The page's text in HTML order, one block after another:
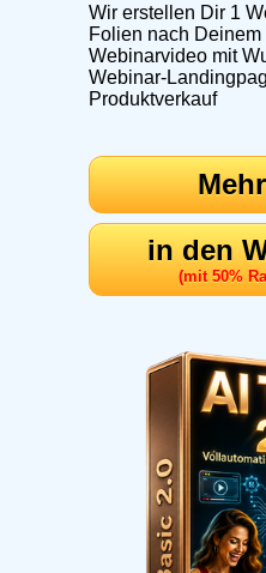
Wir erstellen Dir 1
Folien nach
Webinarvideo mit
Webinar-
Produktverkauf
in den
(mit 50%